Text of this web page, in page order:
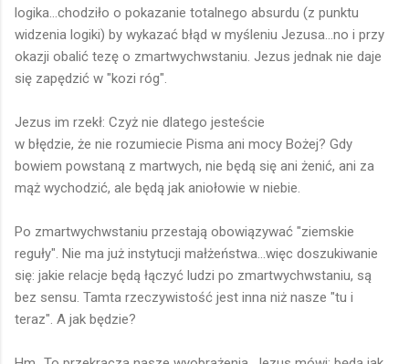
logika...chodziło o pokazanie totalnego absurdu (z punktu
widzenia logiki) by wykazać błąd w myśleniu Jezusa...no i przy
okazji obalić tezę o zmartwychwstaniu. Jezus jednak nie daje
się zapędzić w "kozi róg".
Jezus im rzekł: Czyż nie dlatego jesteście
w błędzie, że nie rozumiecie Pisma ani mocy Bożej? Gdy
bowiem powstaną z martwych, nie będą się ani żenić, ani za
mąż wychodzić, ale będą jak aniołowie w niebie.
Po zmartwychwstaniu przestają obowiązywać "ziemskie
reguły". Nie ma już instytucji małżeństwa...więc doszukiwanie
się: jakie relacje będą łączyć ludzi po zmartwychwstaniu, są
bez sensu. Tamta rzeczywistość jest inna niż nasze "tu i
teraz". A jak będzie?